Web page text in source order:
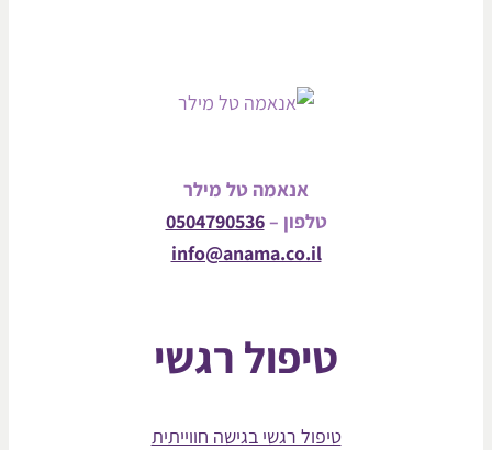
אנאמה טל מילר
טלפון –0504790536
info@anama.co.il
טיפול רגשי
טיפול רגשי בגישה חווייתית